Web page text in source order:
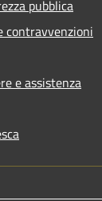
pubblica
contravvenzioni
e assistenza